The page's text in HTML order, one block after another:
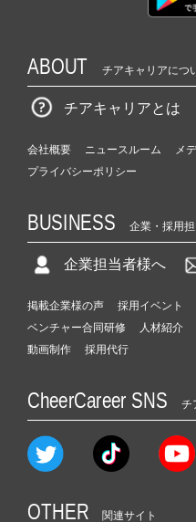
ABOUT チアキャリアにつ
チアキャリアとは
会社概要 ニュースルーム
メ
プライバシーポリシー
BUSINESS 企業・採用
企業担当者様へ
掲載企業様の声 採用イベント
ベンチャー合同研修
人材紹介
動画制作
採用代行
CheerCareer SNS チ
OTHER 関連サイト